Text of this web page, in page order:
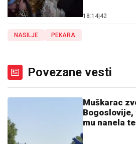
18:14 42
NASILJE PEKARA
Povezane vesti
Muškarac
Bogoslovije,
mu nanela